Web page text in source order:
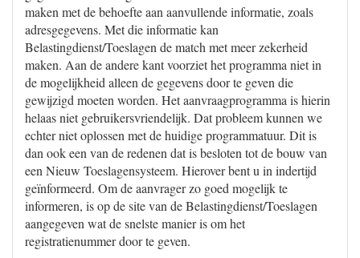
maken met de behoefte aan aanvullende informatie, zoals
adresgegevens. Met die informatie kan
Belastingdienst/Toeslagen de match met meer zekerheid
maken. Aan de andere kant voorziet het programma niet in
de mogelijkheid alleen de gegevens door te geven die
gewijzigd moeten worden. Het aanvraagprogramma is hierin
helaas niet gebruikersvriendelijk. Dat probleem kunnen we
echter niet oplossen met de huidige programmatuur. Dit is
dan ook een van de redenen dat is besloten tot de bouw van
een Nieuw Toeslagensysteem. Hierover bent u in indertijd
geïnformeerd. Om de aanvrager zo goed mogelijk te
informeren, is op de site van de Belastingdienst/Toeslagen
aangegeven wat de snelste manier is om het
registratienummer door te geven.